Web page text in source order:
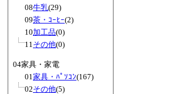
08牛乳(29)
09茶・ｺｰﾋｰ(2)
10加工品(0)
11 その他(0)
04家具・家電
01 家具・ﾊﾟｿｺﾝ(167)
02その他(5)